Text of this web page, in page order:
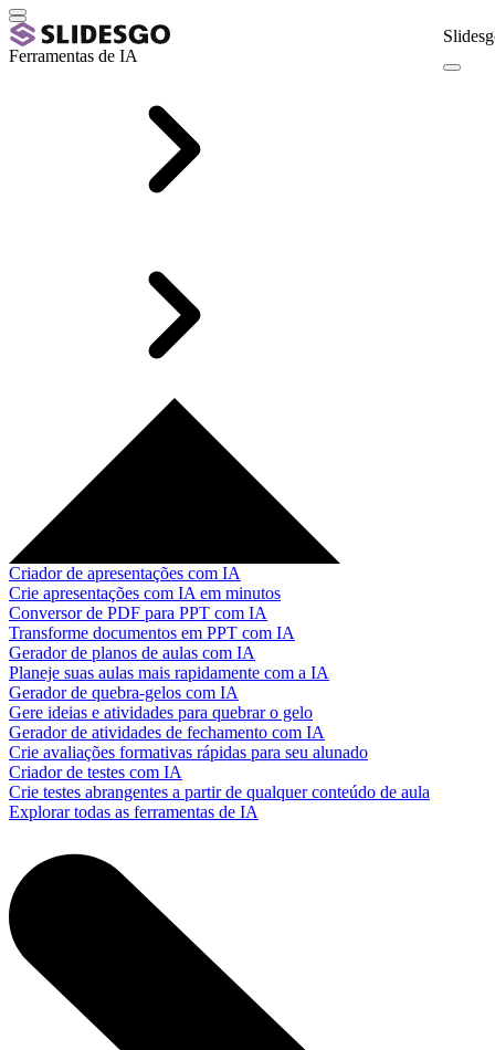
Ferramentas de IA
Criador de apresentações com IA
Crie apresentações com IA em minutos
Conversor de PDF para PPT com IA
Transforme documentos em PPT com IA
Gerador de planos de aulas com IA
Planeje suas aulas mais rapidamente com a IA
Gerador de quebra-gelos com IA
Gere ideias e atividades para quebrar o gelo
Gerador de atividades de fechamento com IA
Crie avaliações formativas rápidas para seu alunado
Criador de testes com IA
Crie testes abrangentes a partir de qualquer conteúdo de aula
Explorar todas as ferramentas de IA